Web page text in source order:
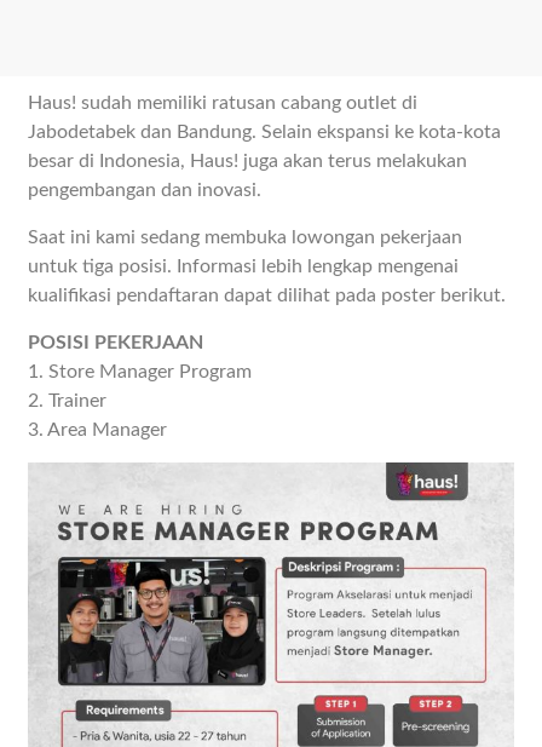
Haus! sudah memiliki ratusan cabang outlet di
Jabodetabek dan Bandung. Selain ekspansi ke kota-kota
besar di Indonesia, Haus! juga akan terus melakukan
pengembangan dan inovasi.
Saat ini kami sedang membuka lowongan pekerjaan
untuk tiga posisi. Informasi lebih lengkap mengenai
kualifikasi pendaftaran dapat dilihat pada poster berikut.
POSISI PEKERJAAN
1. Store Manager Program
2. Trainer
3. Area Manager